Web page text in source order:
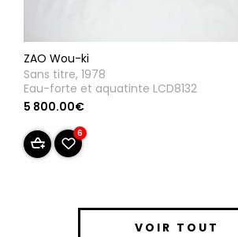
ZAO Wou-ki
Sans titre, 1978
Eau-forte et aquatinte LCD8132
5 800.00€
6
VOIR TOUT